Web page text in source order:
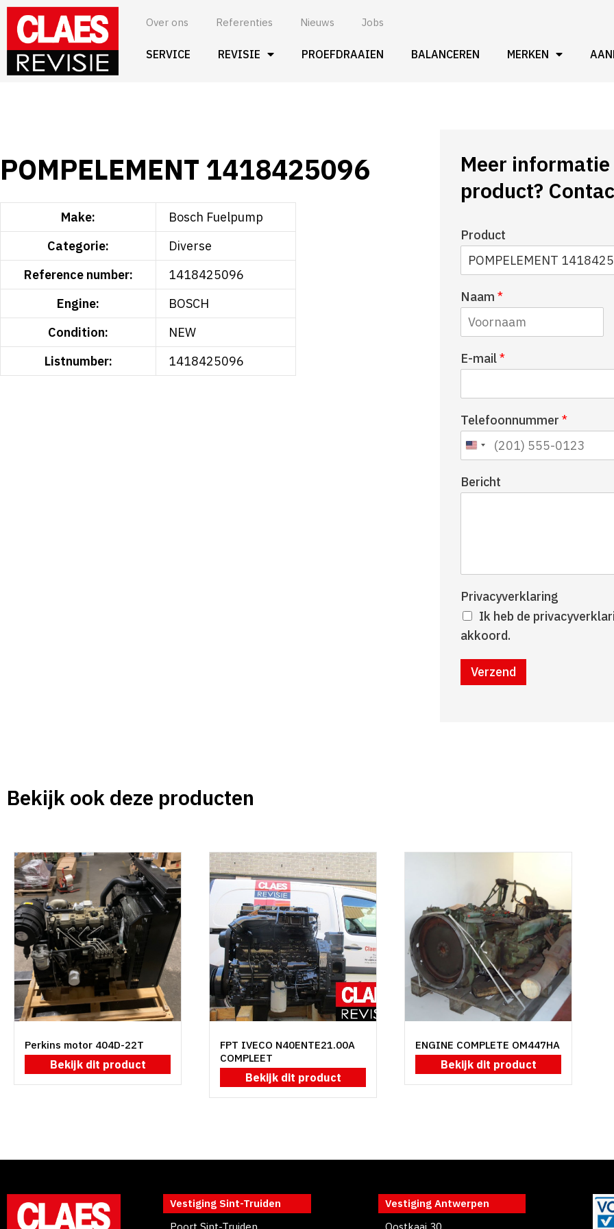
Spring
naar
de
inhoud
Over ons Referenties Nieuws Jobs
SERVICE REVISIE PROEFDRAAIEN BALANCEREN MERKEN
POMPELEMENT 1418425096
Make:
Bosch Fuelpump
Categorie:
Diverse
Reference number:
1418425096
Engine:
BOSCH
Condition:
NEW
Listnumber:
1418425096
Meer
product?
Product
Naam *
o
a
a
m
E-mail*
Telefoonnummer *
Bericht
Privacyverklaring
Ik heb de
akkoord.
Verzend
Bekijk ook deze producten
Perkins motor 404D-22T
Bekijk dit product
FPT IVECO N40ENTE21.00A
COMPLEET
Bekijk dit product
ENGINE COMPLETE OM447HA
Bekijk dit product
Vestiging Sint-Truiden
Vestiging Antwerpen